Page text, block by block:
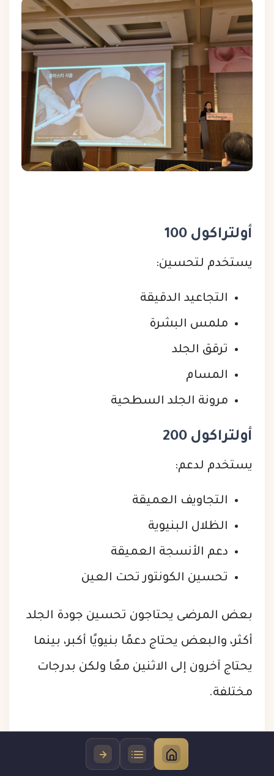
أولتراكول 100
يستخدم لتحسين:
التجاعيد الدقيقة
ملمس البشرة
ترقق الجلد
المسام
مرونة الجلد السطحية
أولتراكول 200
يستخدم لدعم:
التجاويف العميقة
الظلال البنيوية
دعم الأنسجة العميقة
تحسين الكونتور تحت العين
بعض المرضى يحتاجون تحسين جودة الجلد
أكثر، والبعض يحتاج دعمًا بنيويًا أكبر، بينما
يحتاج آخرون إلى الاثنين معًا ولكن بدرجات
مختلفة.